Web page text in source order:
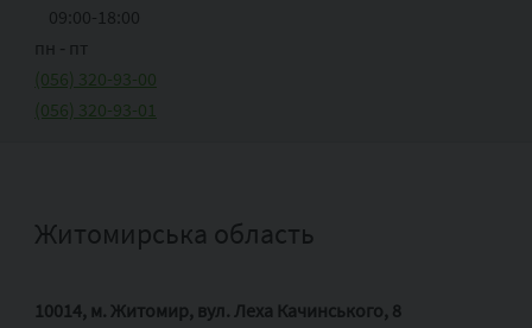
09:00-18:00
пн ‑ пт
(056) 320-93-00
(056) 320-93-01
Житомирська область
10014, м. Житомир, вул. Леха Качинського, 8